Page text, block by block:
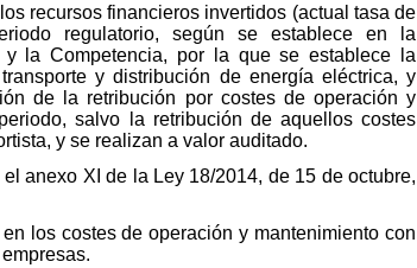
recursos financieros invertidos (actual tasa de
regulatorio, según se establece en la
la Competencia, por la que se establece la
y distribución de energía eléctrica, y
de la retribución por costes de operación y
salvo la retribución de aquellos costes
y se realizan a valor auditado.
anexo XI de la Ley 18/2014, de 15 de octubre,
los costes de operación y mantenimiento con